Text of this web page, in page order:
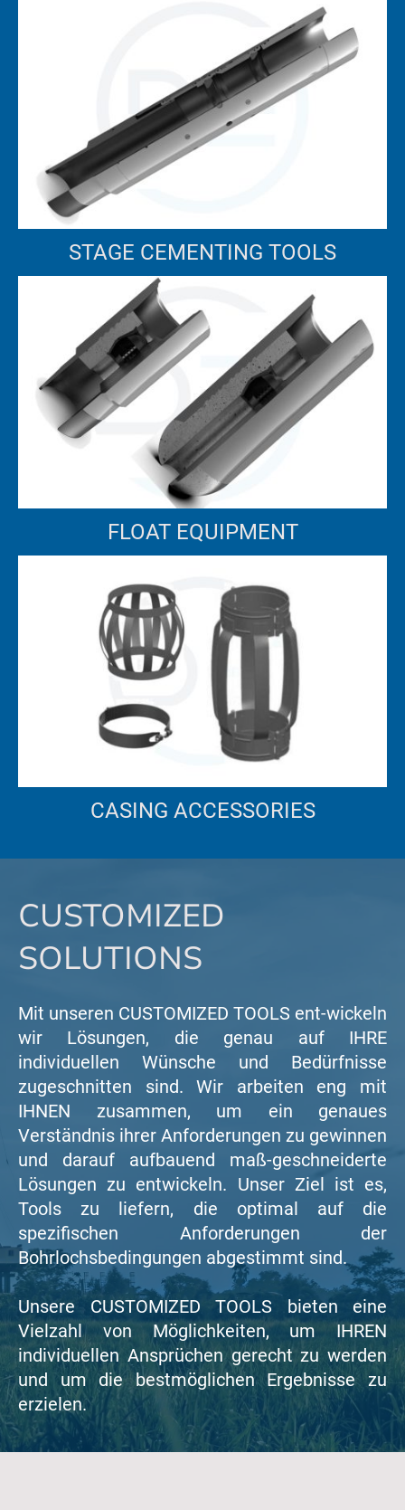
STAGE CEMENTING TOOLS
FLOAT EQUIPMENT
CASING ACCESSORIES
CUSTOMIZED
SOLUTIONS
Mit unseren CUSTOMIZED TOOLS ent-wickeln
wir Lösungen, die genau auf IHRE
individuellen Wünsche und Bedürfnisse
zugeschnitten sind. Wir arbeiten eng mit
IHNEN zusammen, um ein genaues
Verständnis ihrer Anforderungen zu gewinnen
und darauf aufbauend maß-geschneiderte
Lösungen zu entwickeln. Unser Ziel ist es,
Tools zu liefern, die optimal auf die
spezifischen Anforderungen der
Bohrlochsbedingungen abgestimmt sind.
Unsere CUSTOMIZED TOOLS bieten eine
Vielzahl von Möglichkeiten, um IHREN
individuellen Ansprüchen gerecht zu werden
und um die bestmöglichen Ergebnisse zu
erzielen.